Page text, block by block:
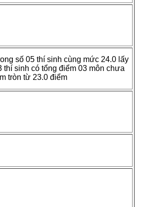
số 05 thí sinh cùng mức 24.0 lấy
thí sinh có tổng điểm 03 môn chưa
tròn từ 23.0 điểm